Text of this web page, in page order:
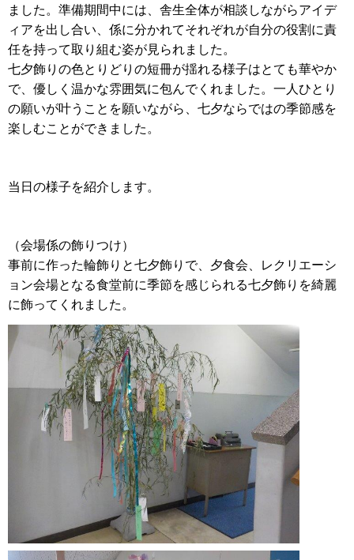
ました。準備期間中には、舎生全体が相談しながらアイデ
ィアを出し合い、係に分かれてそれぞれが自分の役割に責
任を持って取り組む姿が見られました。
七夕飾りの色とりどりの短冊が揺れる様子はとても華やか
で、優しく温かな雰囲気に包んでくれました。一人ひとり
の願いが叶うことを願いながら、七夕ならではの季節感を
楽しむことができました。
当日の様子を紹介します。
（会場係の飾りつけ）
事前に作った輪飾りと七夕飾りで、夕食会、レクリエーシ
ョン会場となる食堂前に季節を感じられる七夕飾りを綺麗
に飾ってくれました。